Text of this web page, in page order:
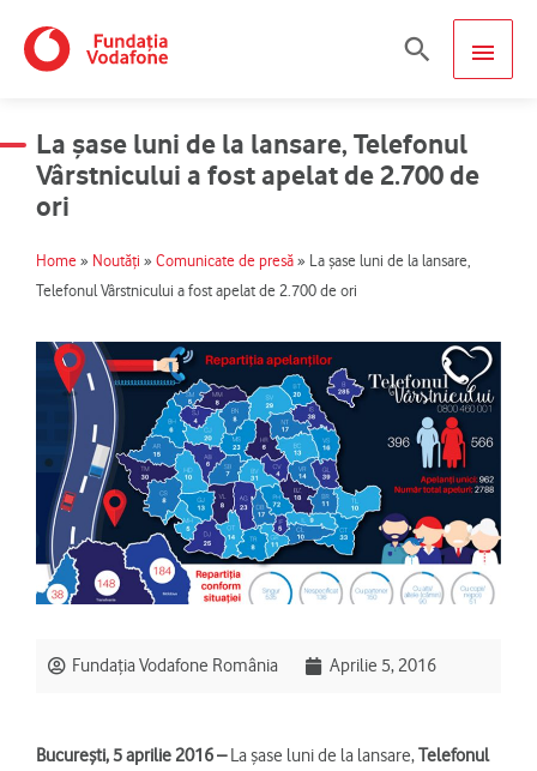
content
MAIN
Search
La şase luni de la lansare, Telefonul
Vârstnicului a fost apelat de 2.700 de
ori
Home » Noutăți » Comunicate de presă » La şase luni de la lansare,
Telefonul Vârstnicului a fost apelat de 2.700 de ori
Fundația Vodafone România Aprilie 5, 2016
București, 5 aprilie 2016 – La șase luni de la lansare,Telefonul